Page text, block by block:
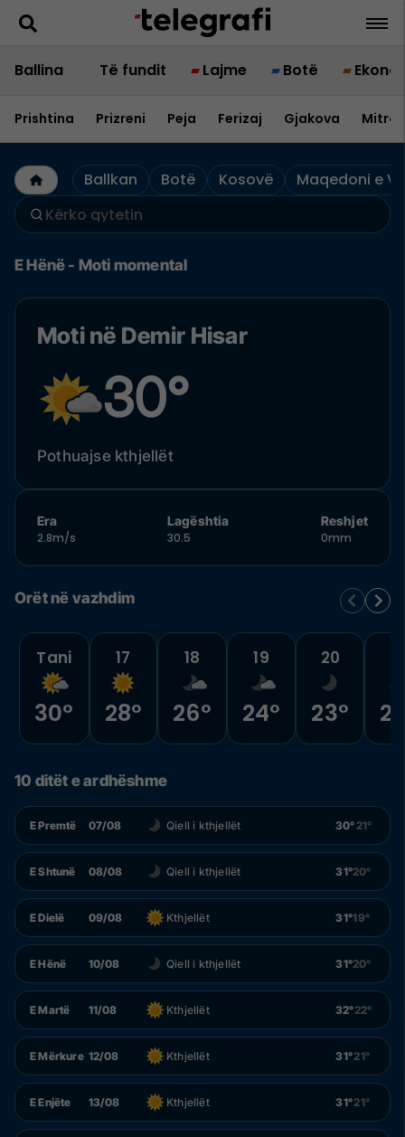
Ballina Të fundit Lajme Botë
Prishtina Prizreni Peja Ferizaj Gjakova
Ballkan Botë Kosovë Maqedoni e
E Hënë - Moti momental
Moti në Demir Hisar
30°
Pothuajse kthjellët
Era
2.8m/s
Lagështia
30.5
Reshjet
0mm
Orët në vazhdim
Tani
30°
17
28°
18
26°
19
24°
20
23°
10 ditët e ardhëshme
E Premtë 07/08 Qiell i kthjellët 30°21°
E Shtunë 08/08 Qiell i kthjellët 31°20°
E Dielë 09/08 Kthjellët 31°19°
E Hënë 10/08 Qiell i kthjellët 31°20°
E Martë 11/08 Kthjellët 32°22°
E Mërkure 12/08 Kthjellët 31°21°
E Enjëte 13/08 Kthjellët 31°21°